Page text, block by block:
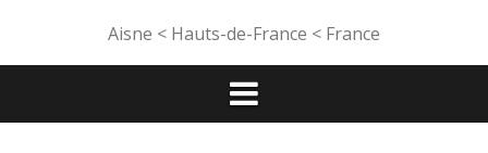
Aisne < Hauts-de-France < France